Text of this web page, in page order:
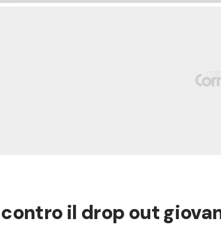
il drop out